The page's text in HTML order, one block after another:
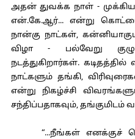
அதன் துவக்க நாள் -
என்.கே.ஆர்... என்று கொட்டை
நான்கு நாட்கள்,
விழா - பல்வேறு
நடத்துகிறார்கள்.
நாட்களும் தங்கி,
என்று நிகழ்ச்சி
சந்திப்பதாகவும், தங்குமிடம்
“...நீங்கள் எனக்குச்